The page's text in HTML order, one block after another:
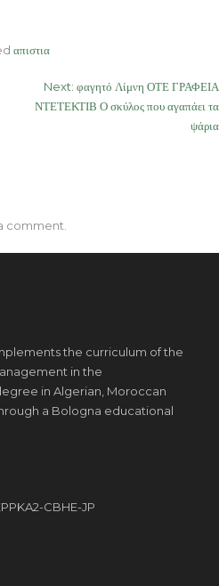
απιστια
Next: φαγητό Λίμνη ΟΤΕ ΓΡΑΦΕΙΑ
ΝΤΕΤΕΚΤΙΒ Ο σκύλος που αγαπάει τα
ψάρια
comment.
the curriculum of the
in the
in Algerian, Moroccan
a Bologna educational
CBHE-JP